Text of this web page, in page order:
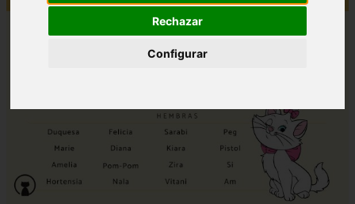
Rechazar
Configurar